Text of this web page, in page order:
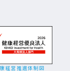
経営推進体制図